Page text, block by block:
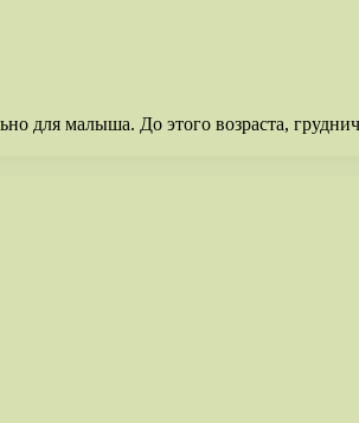
для малыша. До этого возраста,